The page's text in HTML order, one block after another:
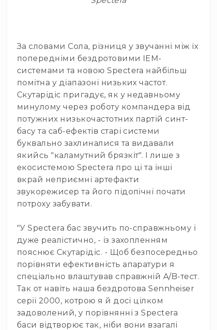
Процесори
та
кросовери
Сплітери,
суматори,
ді-
бокси
Аксесуари
та
компоненти
Аудикомп'ютери
Програмне
забезпечення
Рекордери
Накамерні
Аксесуари
та
компоненти
Програвачі/
ресівери/
ЦАПи
Програвачі
вінілу
За словами Сола, різниця у звучанні між їх
попередніми бездротовими IEM-
системами та новою Spectera найбільш
помітна у діапазоні низьких частот.
Скутарідіс пригадує, як у недавньому
минулому через роботу компандера від
потужних низькочастотних партій синт-
басу та саб-ефектів старі системи
буквально захлиналися та видавали
якийсь "каламутний брязкіт". І лише з
екосистемою Spectera про ці та інші
вкрай неприємні артефакти
звукорежисер та його підопічні почати
потроху забувати.
"У Spectera бас звучить по-справжньому і
дуже реалістично, - із захопленням
пояснює Скутарідіс. - Щоб безпосередньо
порівняти ефективність апаратури я
спеціально влаштував справжній A/B-тест.
Так от навіть наша бездротова Sennheiser
серії 2000, котрою я й досі цілком
задоволений, у порівнянні з Spectera
баси відтворює так, ніби вони взагалі